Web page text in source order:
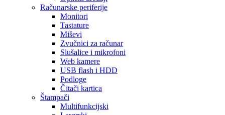
Računarske periferije
Monitori
Tastature
Miševi
Zvučnici za računar
Slušalice i mikrofoni
Web kamere
USB flash i HDD
Podloge
Čitači kartica
Štampači
Multifunkcijski